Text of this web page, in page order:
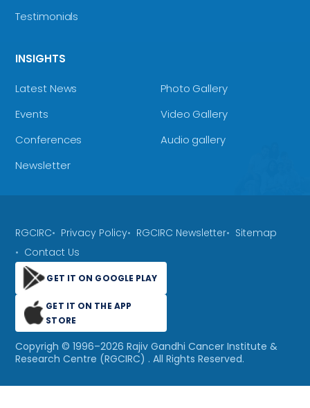
Testimonials
INSIGHTS
Latest News
Events
Conferences
Newsletter
Photo Gallery
Video Gallery
Audio gallery
RGCIRC Privacy Policy RGCIRC Newsletter
Sitemap
Contact Us
GET IT ON GOOGLE PLAY
GET IT ON THE APP
STORE
Copyrigh © 1996–2026 Rajiv Gandhi Cancer Institute &
Research Centre (RGCIRC) . All Rights Reserved.